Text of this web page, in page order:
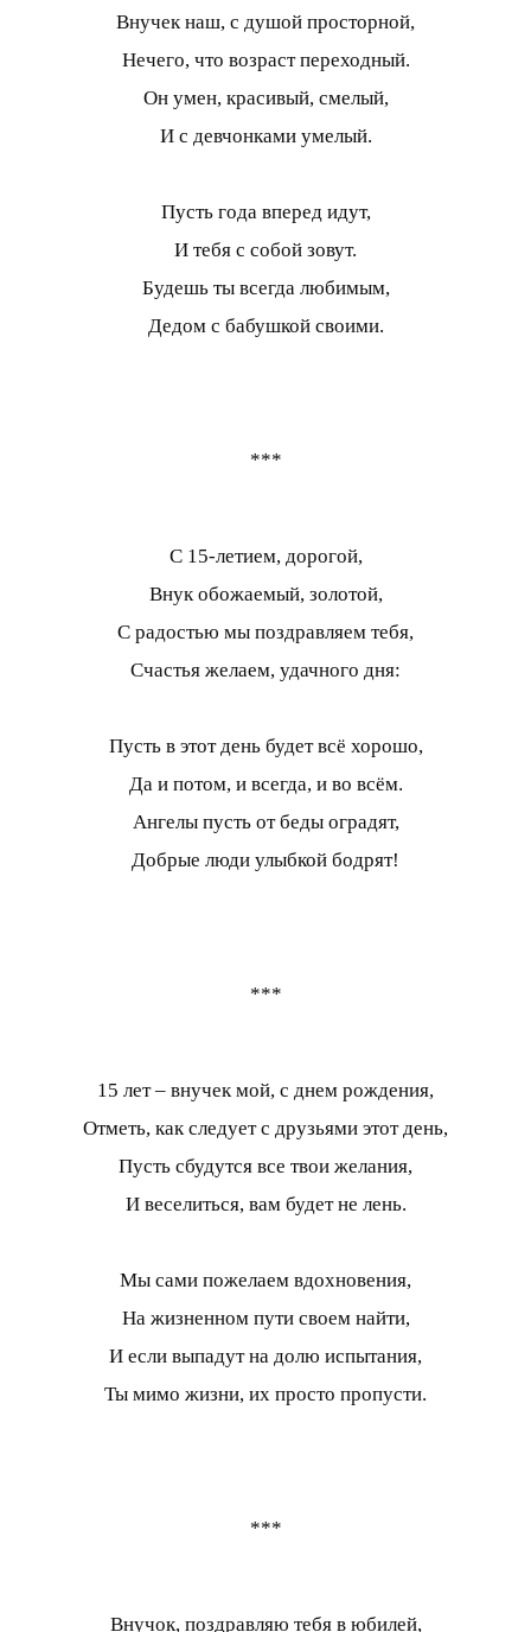
Внучек наш, с душой просторной,
Нечего, что возраст переходный.
Он умен, красивый, смелый,
И с девчонками умелый.
Пусть года вперед идут,
И тебя с собой зовут.
Будешь ты всегда любимым,
Дедом с бабушкой своими.
***
С 15-летием, дорогой,
Внук обожаемый, золотой,
С радостью мы поздравляем тебя,
Счастья желаем, удачного дня:
Пусть в этот день будет всё хорошо,
Да и потом, и всегда, и во всём.
Ангелы пусть от беды оградят,
Добрые люди улыбкой бодрят!
***
15 лет – внучек мой, с днем рождения,
Отметь, как следует с друзьями этот день,
Пусть сбудутся все твои желания,
И веселиться, вам будет не лень.
Мы сами пожелаем вдохновения,
На жизненном пути своем найти,
И если выпадут на долю испытания,
Ты мимо жизни, их просто пропусти.
***
Внучок, поздравляю тебя в юбилей,